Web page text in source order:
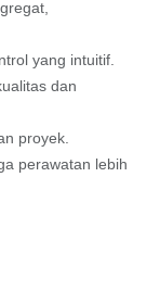
yang intuitif.
dan
proyek.
perawatan lebih